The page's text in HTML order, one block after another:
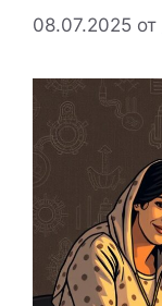
08.07.2025 от